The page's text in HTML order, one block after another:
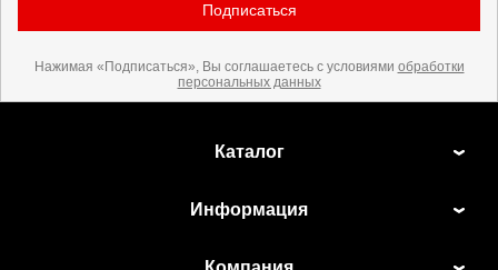
Подписаться
Нажимая «Подписаться», Вы соглашаетесь с условиями обработки
персональных данных
Каталог
Информация